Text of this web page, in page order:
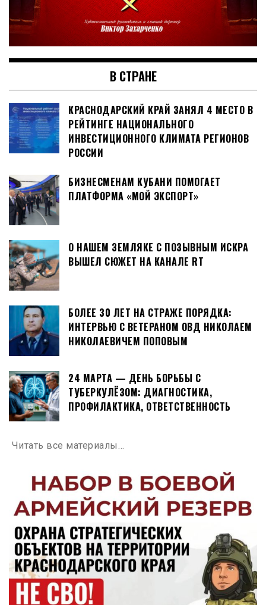
В СТРАНЕ
КРАСНОДАРСКИЙ КРАЙ ЗАНЯЛ 4 МЕСТО В
РЕЙТИНГЕ НАЦИОНАЛЬНОГО
ИНВЕСТИЦИОННОГО КЛИМАТА РЕГИОНОВ
РОССИИ
БИЗНЕСМЕНАМ КУБАНИ ПОМОГАЕТ
ПЛАТФОРМА «МОЙ ЭКСПОРТ»
О НАШЕМ ЗЕМЛЯКЕ С ПОЗЫВНЫМ ИСКРА
ВЫШЕЛ СЮЖЕТ НА КАНАЛЕ RT
БОЛЕЕ 30 ЛЕТ НА СТРАЖЕ ПОРЯДКА:
ИНТЕРВЬЮ С ВЕТЕРАНОМ ОВД НИКОЛАЕМ
НИКОЛАЕВИЧЕМ ПОПОВЫМ
24 МАРТА — ДЕНЬ БОРЬБЫ С
ТУБЕРКУЛЁЗОМ: ДИАГНОСТИКА,
ПРОФИЛАКТИКА, ОТВЕТСТВЕННОСТЬ
Читать все материалы…